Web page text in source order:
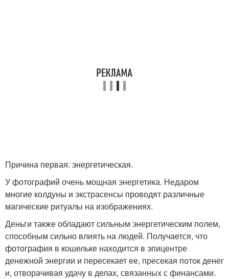
Причина первая: энергетическая.
У фотографий очень мощная энергетика. Недаром
многие колдуны и экстрасенсы проводят различные
магические ритуалы на изображениях.
Деньги также обладают сильным энергетическим полем,
способным сильно влиять на людей. Получается, что
фотография в кошельке находится в эпицентре
денежной энергии и пересекает ее, пресекая поток денег
и, отворачивая удачу в делах, связанных с финансами.